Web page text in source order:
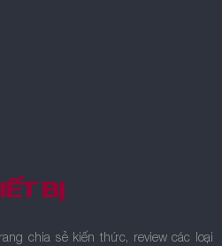
chia sẻ kiến thức, review các loại